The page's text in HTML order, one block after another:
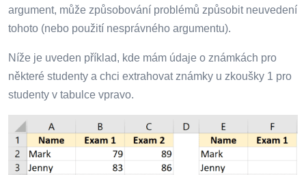
argument, může způsobování problémů způsobit neuvedení
tohoto (nebo použití nesprávného argumentu).
Níže je uveden příklad, kde mám údaje o známkách pro
některé studenty a chci extrahovat známky u zkoušky 1 pro
studenty v tabulce vpravo.